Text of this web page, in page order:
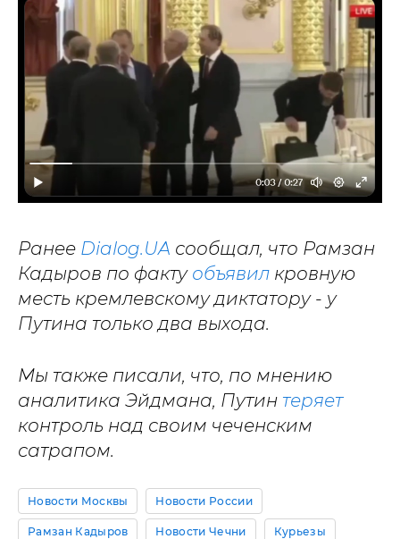
Ранее Dialog.UA сообщал, что Рамзан
Кадыров по факту объявил кровную
месть кремлевскому диктатору - у
Путина только два выхода.
Мы также писали, что, по мнению
аналитика Эйдмана, Путин теряет
контроль над своим чеченским
сатрапом.
Новости Москвы Новости России
Рамзан Кадыров Новости Чечни Курьезы